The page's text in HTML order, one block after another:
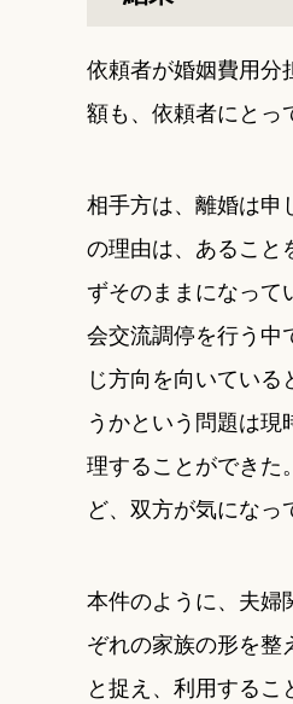
依頼者が婚姻費用分
額も、依頼者にとっ
相手方は、離婚は申
の理由は、あること
ずそのままになって
会交流調停を行う中
じ方向を向いてい
うかという問題は
理することができた
ど、双方が気になっ
本件のように、夫婦
ぞれの家族の形を整
と捉え、利用するこ